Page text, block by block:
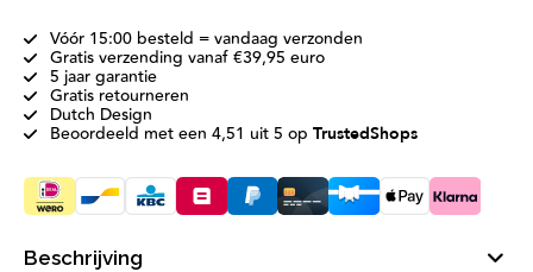
Vóór 15:00 besteld = vandaag verzonden
Gratis verzending vanaf €39,95 euro
5 jaar garantie
Gratis retourneren
Dutch Design
Beoordeeld met een 4,51 uit 5 op TrustedShops
Beschrijving